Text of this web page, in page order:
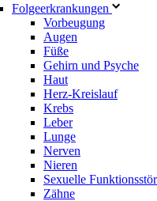
Folgeerkrankungen
Vorbeugung
Augen
Füße
Gehirn und Psyche
Haut
Herz-Kreislauf
Krebs
Leber
Lunge
Nerven
Nieren
Sexuelle
Zähne